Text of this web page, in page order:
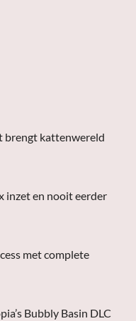
brengt kattenwereld
inzet en nooit eerder
met complete
Bubbly Basin DLC